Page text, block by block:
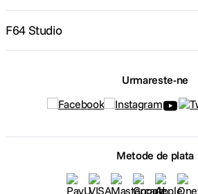
F64 Studio
Urmareste-ne
Metode de plata